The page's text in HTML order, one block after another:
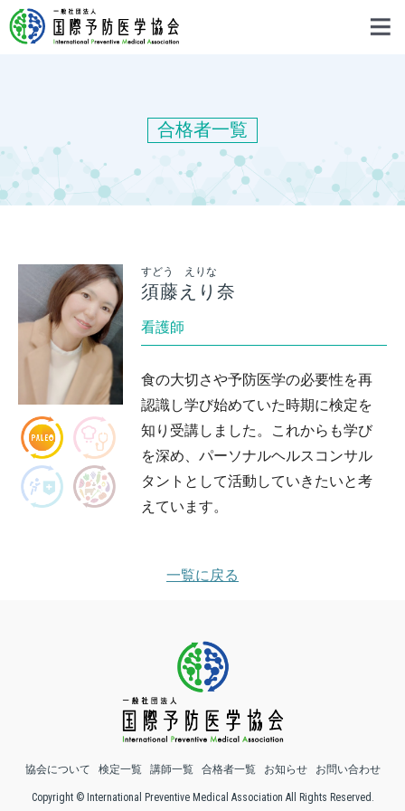
合格者一覧
すどう えりな
須藤えり奈
看護師
食の大切さや予防医学の必要性を再
認識し学び始めていた時期に検定を
知り受講しました。これからも学び
を深め、パーソナルヘルスコンサル
タントとして活動していきたいと考
えています。
一覧に戻る
協会について 検定一覧 講師一覧 合格者一覧 お知らせ お問い合わせ
Copyright © International Preventive Medical Association All Rights Reserved.